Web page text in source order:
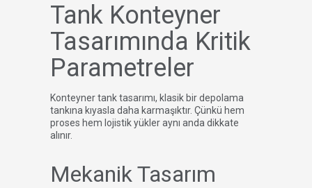
Tank Konteyner
Tasarımında Kritik
Parametreler
Konteyner tank tasarımı, klasik bir depolama
tankına kıyasla daha karmaşıktır. Çünkü hem
proses hem lojistik yükler aynı anda dikkate
alınır.
Mekanik Tasarım